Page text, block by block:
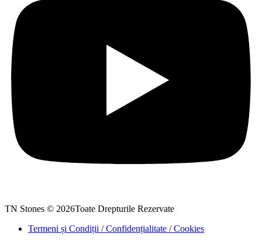
TN Stones © 2026Toate Drepturile Rezervate
Termeni și Condiții / Confidențialitate / Cookies